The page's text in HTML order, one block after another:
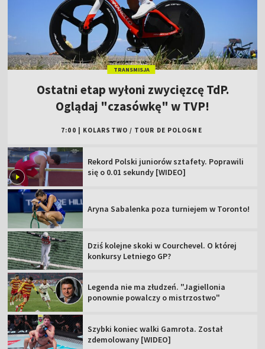
TRANSMISJA
Ostatni etap wyłoni zwycięzcę TdP.
Oglądaj "czasówkę" w TVP!
7:00 KOLARSTWO / TOUR DE POLOGNE
Rekord Polski juniorów sztafety. Poprawili
się o 0.01 sekundy [WIDEO]
Aryna Sabalenka poza turniejem w Toronto!
Dziś kolejne skoki w Courchevel. O której
konkursy Letniego GP?
Legenda nie ma złudzeń. "Jagiellonia
ponownie powalczy o mistrzostwo"
Szybki koniec walki Gamrota. Został
zdemolowany [WIDEO]